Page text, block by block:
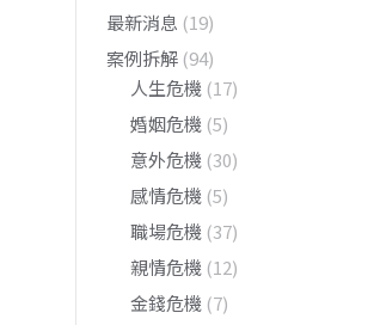
最新消息 (19)
案例拆解 (94)
人生危機 (17)
婚姻危機 (5)
意外危機 (30)
感情危機 (5)
職場危機 (37)
親情危機 (12)
金錢危機 (7)